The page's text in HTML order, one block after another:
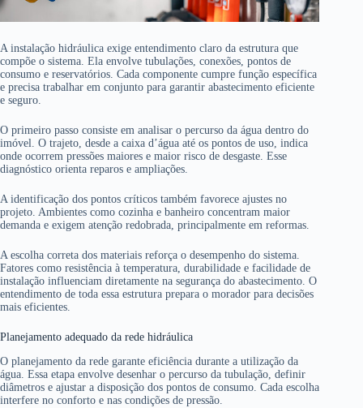
A instalação hidráulica exige entendimento claro da estrutura que
compõe o sistema. Ela envolve tubulações, conexões, pontos de
consumo e reservatórios. Cada componente cumpre função específica
e precisa trabalhar em conjunto para garantir abastecimento eficiente
e seguro.
O primeiro passo consiste em analisar o percurso da água dentro do
imóvel. O trajeto, desde a caixa d’água até os pontos de uso, indica
onde ocorrem pressões maiores e maior risco de desgaste. Esse
diagnóstico orienta reparos e ampliações.
A identificação dos pontos críticos também favorece ajustes no
projeto. Ambientes como cozinha e banheiro concentram maior
demanda e exigem atenção redobrada, principalmente em reformas.
A escolha correta dos materiais reforça o desempenho do sistema.
Fatores como resistência à temperatura, durabilidade e facilidade de
instalação influenciam diretamente na segurança do abastecimento. O
entendimento de toda essa estrutura prepara o morador para decisões
mais eficientes.
Planejamento adequado da rede hidráulica
O planejamento da rede garante eficiência durante a utilização da
água. Essa etapa envolve desenhar o percurso da tubulação, definir
diâmetros e ajustar a disposição dos pontos de consumo. Cada escolha
interfere no conforto e nas condições de pressão.